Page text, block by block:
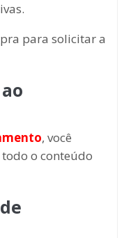
para solicitar a
, você
o conteúdo